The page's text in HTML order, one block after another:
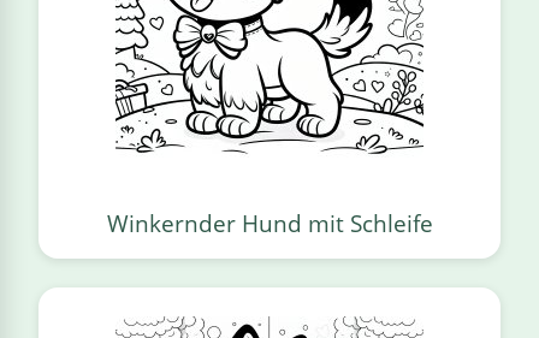
Winkernder Hund mit Schleife